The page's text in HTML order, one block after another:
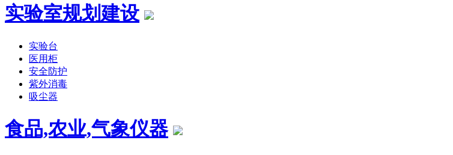
实验室规划建设
实验台
医用柜
安全防护
紫外消毒
吸尘器
食品,农业,气象仪器